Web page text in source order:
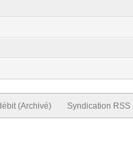
(Archivé) Syndication RSS